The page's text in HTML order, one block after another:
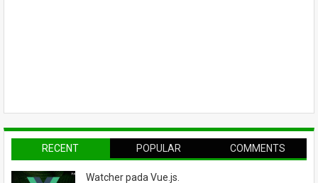
RECENT POPULAR COMMENTS
Watcher pada Vue.js.